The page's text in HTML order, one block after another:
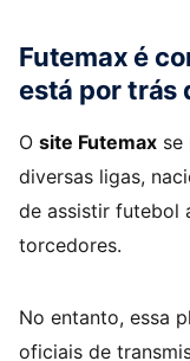
Futemax é
está por trás
O site Futemax se
diversas ligas,
de assistir futebol
torcedores.
No entanto, essa
oficiais de